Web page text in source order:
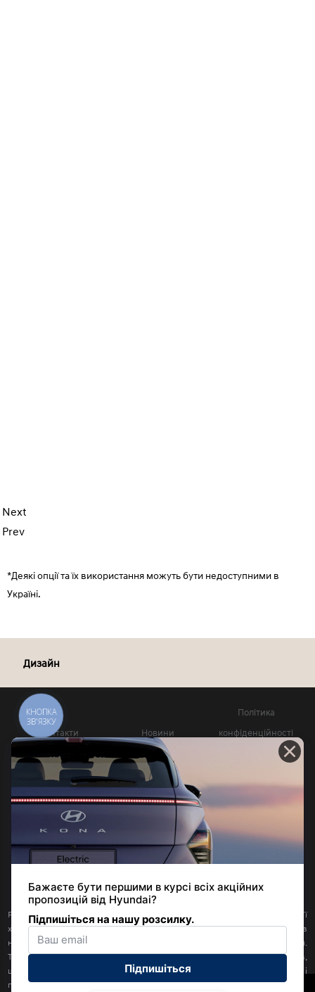
Next
Prev
*Деякі опції та їх використання можуть бути недоступними в
Україні.
Дизайн
Контакти Новини
Політика
конфіденційності
Юридична
Довідник офіційних
витрат палива та
викидів СО2
© 2026 | Хюндай Мотор Україна | Усі права захищені
Розміщена на цьому сайті інформація щодо наявності продукції, її
характеристик, (орієнтовних) цін, інших умов її продажу, а також умов
надання будь-яких послуг не є пропозицією укласти договір (офертою).
Така інформація стосується наявних на складах Товариства автомобілів,
щодо яких здійснене митне оформлення; вона може не бути остаточною і
підлягає уточненню у відповідного дилерського центру Hyundai.
КНОПКА
ЗВ'ЯЗКУ